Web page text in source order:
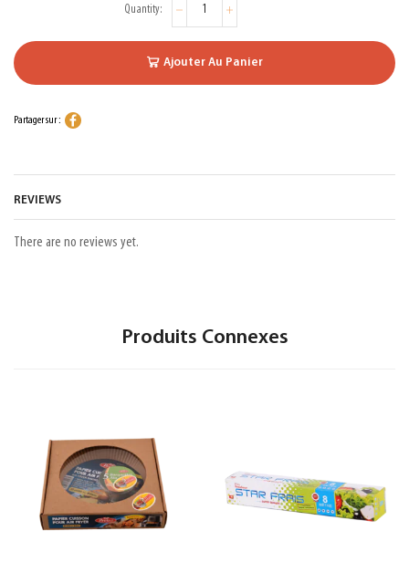
Ajouter Au Panier
Partager sur :
REVIEWS
There are no reviews yet.
Produits Connexes